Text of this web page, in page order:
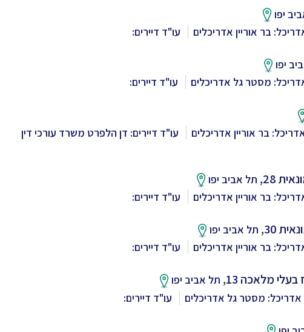
יפו
בר אוריין אדריכלים עו"ד דיירים:
יפו
מסטר גל אדריכלים עו"ד דיירים:
בר אוריין אדריכלים
עו"ד דיירים: דן הלפרט משרד עורכי דין
28,
תל אביב יפו
בר אוריין אדריכלים עו"ד דיירים:
30,
תל אביב יפו
בר אוריין אדריכלים עו"ד דיירים:
מלאכה 13,
תל אביב יפו
אדריכל: מסטר גל אדריכלים עו"ד דיירים: